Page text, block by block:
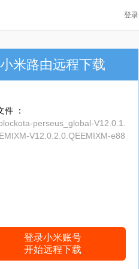
登录
小米路由远程下载
件 ：
perseus_global-V12.0.1.
V12.0.2.0.QEEMIXM-e88
登录小米账号
开始远程下载